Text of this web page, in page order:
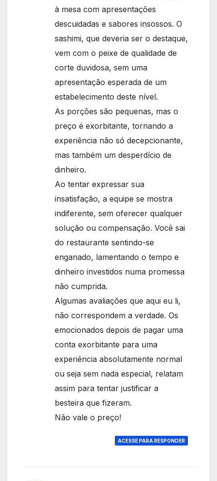
à mesa com apresentações
descuidadas e sabores insossos. O
sashimi, que deveria ser o destaque,
vem com o peixe de qualidade de
corte duvidosa, sem uma
apresentação esperada de um
estabelecimento deste nível.
As porções são pequenas, mas o
preço é exorbitante, tornando a
experiência não só decepcionante,
mas também um desperdício de
dinheiro.
Ao tentar expressar sua
insatisfação, a equipe se mostra
indiferente, sem oferecer qualquer
solução ou compensação. Você sai
do restaurante sentindo-se
enganado, lamentando o tempo e
dinheiro investidos numa promessa
não cumprida.
Algumas avaliações que aqui eu li,
não correspondem a verdade. Os
emocionados depois de pagar uma
conta exorbitante para uma
experiência absolutamente normal
ou seja sem nada especial, relatam
assim para tentar justificar a
besteira que fizeram.
Não vale o preço!
ACESSE PARA RESPONDER